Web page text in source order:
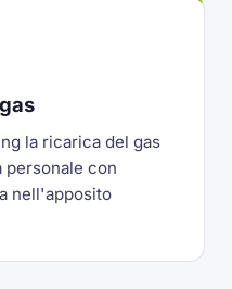
la ricarica del gas
personale con
nell'apposito